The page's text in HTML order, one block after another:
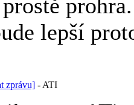
lepší
zprávu] - ATI